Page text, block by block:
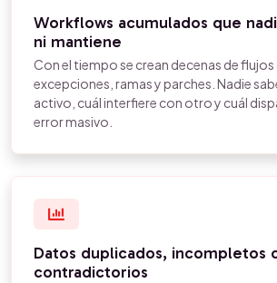
Workflows acumulados que
ni mantiene
Con el tiempo se crean decenas de
excepciones, ramas y parches. Nadie
activo, cuál interfiere con otro y cuál
error masivo.
Datos duplicados, incompletos
contradictorios